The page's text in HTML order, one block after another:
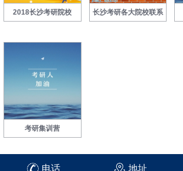
2018长沙考研院校 长沙考研各大院校联系
考研集训营
电话 地址